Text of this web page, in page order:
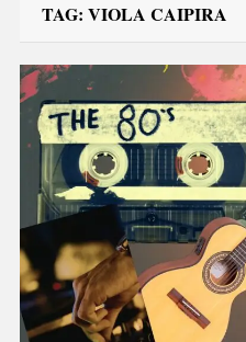
TAG: VIOLA CAIPIRA